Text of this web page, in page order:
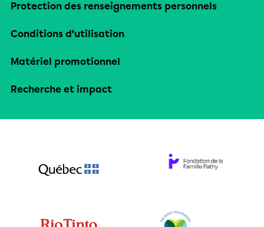
Protection des renseignements personnels
Conditions d’utilisation
Matériel promotionnel
Recherche et impact